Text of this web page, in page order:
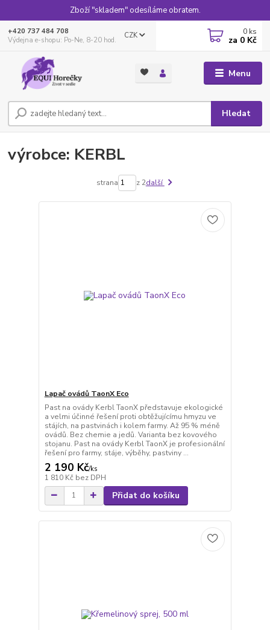
Zboží "skladem" odesíláme obratem.
Menu
CZK
Hledat
+420 737 484 708
Výdejna e-shopu: Po-Ne, 8-20 hod.
0 ks
za 0 Kč
výrobce: KERBL
strana z 2další
Lapač ovádů TaonX Eco
Past na ovády Kerbl TaonX představuje ekologické
a velmi účinné řešení proti obtěžujícímu hmyzu ve
stájích, na pastvinách i kolem farmy. Až 95 % méně
ovádů. Bez chemie a jedů. Varianta bez kovového
stojanu. Past na ovády Kerbl TaonX je profesionální
řešení pro farmy, stáje, výběhy, pastviny ...
2 190 Kč/ks
1 810 Kč bez DPH
Přidat do košíku